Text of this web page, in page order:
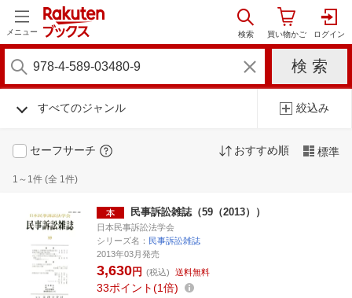
メニュー
すべてのジャンル 絞込み
セーフサーチ おすすめ順 標準
1～1件 (全 1件)
民事訴訟雑誌（59（2013））
日本民事訴訟法学会
シリーズ名： 民事訴訟雑誌
2013年03月発売
3,630円 (税込) 送料無料
33ポイント 1倍